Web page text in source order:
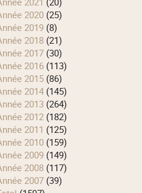
année 2020(25)
année 2019(8)
année 2018(21)
année 2017(30)
année 2016(113)
année 2015(86)
année 2014(145)
année 2013(264)
année 2012(182)
année 2011 (125)
année 2010(159)
année 2009(149)
année 2008(117)
année 2007(39)